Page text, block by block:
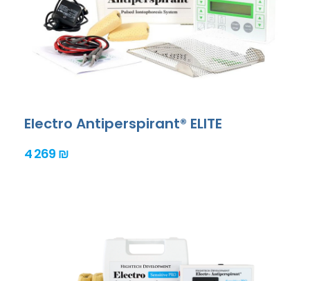
Electro Antiperspirant® ELITE
4 269 ₪